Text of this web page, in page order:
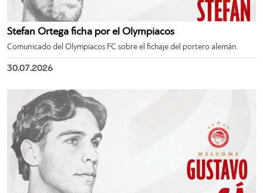
Stefan Ortega ficha por el Olympiacos
Comunicado del Olympiacos FC sobre el fichaje del portero alemán.
30.07.2026